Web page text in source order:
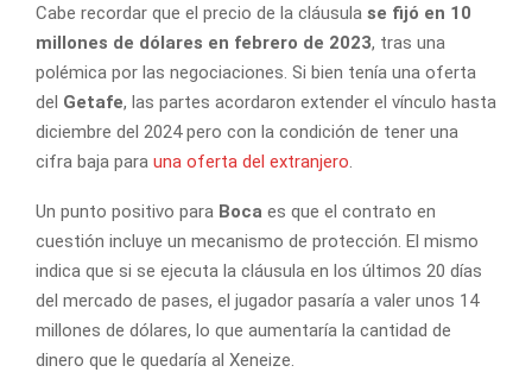
Cabe recordar que el precio de la cláusula se fijó en 10
millones de dólares en febrero de 2023, tras una
polémica por las negociaciones. Si bien tenía una oferta
del Getafe, las partes acordaron extender el vínculo hasta
diciembre del 2024 pero con la condición de tener una
cifra baja para una oferta del extranjero.
Un punto positivo para Boca es que el contrato en
cuestión incluye un mecanismo de protección. El mismo
indica que si se ejecuta la cláusula en los últimos 20 días
del mercado de pases, el jugador pasaría a valer unos 14
millones de dólares, lo que aumentaría la cantidad de
dinero que le quedaría al Xeneize.